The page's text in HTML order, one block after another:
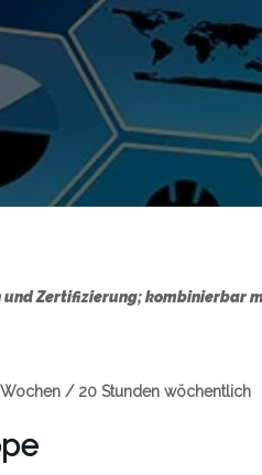
Zertifizierung; kombinierbar
/ 20 Stunden wöchentlich